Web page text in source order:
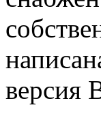
версия